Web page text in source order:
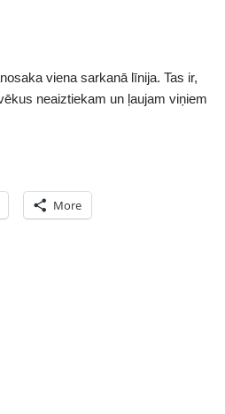
viena sarkanā līnija. Tas ir,
neaiztiekam un ļaujam viņiem
More